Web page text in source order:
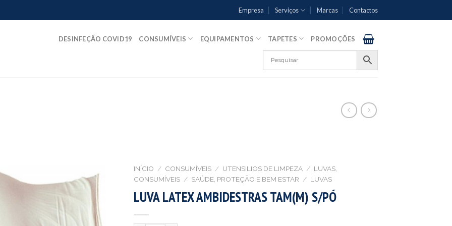
Empresa Serviços Marcas Contactos
DESINFEÇÃO COVID19 CONSUMÍVEIS EQUIPAMENTOS TAPETES PROMOÇÕES
INÍCIO / CONSUMÍVEIS / UTENSILIOS DE LIMPEZA / LUVAS,
CONSUMÍVEIS / SAÚDE, PROTEÇÃO E BEM ESTAR / LUVAS
LUVA LATEX AMBIDESTRAS TAM(M) S/PÓ